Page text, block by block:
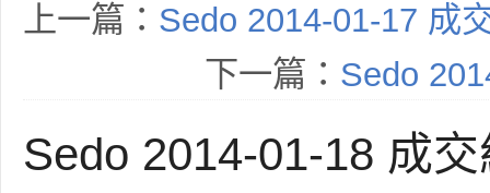
上一篇： Sedo 2014-01-17 成
下一篇： Sedo
Sedo 2014-01-18 成